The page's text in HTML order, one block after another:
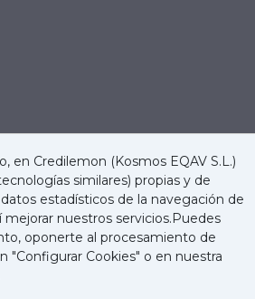
de Cookies
en Credilemon (Kosmos EQAV S.L.)
similares) propias y de
estadísticos de la navegación de
mejorar nuestros servicios.Puedes
oponerte al procesamiento de
"Configurar Cookies" o en nuestra